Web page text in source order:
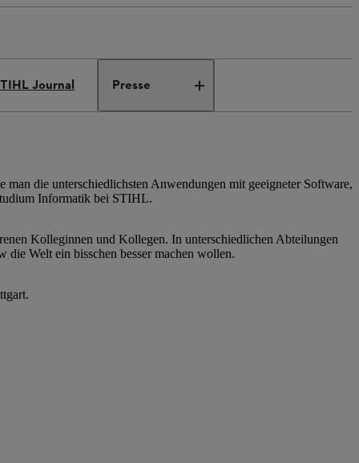
Journal Presse
die unterschiedlichsten Anwendungen mit geeigneter Software,
Informatik bei STIHL.
Kolleginnen und Kollegen. In unterschiedlichen Abteilungen
Welt ein bisschen besser machen wollen.